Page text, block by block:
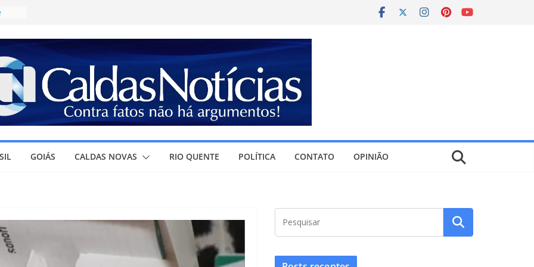
à
GOIÁS CALDAS NOVAS RIO QUENTE POLÍTICA CONTATO OPINIÃO